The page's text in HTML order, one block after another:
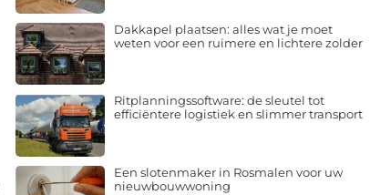
Dakkapel plaatsen: alles wat je moet
weten voor een ruimere en lichtere zolder
Ritplanningssoftware: de sleutel tot
efficiëntere logistiek en slimmer transport
Een slotenmaker in Rosmalen voor uw
nieuwbouwwoning